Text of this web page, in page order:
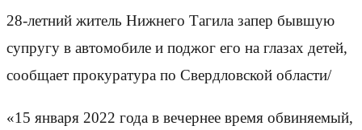
28-летний житель Нижнего Тагила запер бывшую
супругу в автомобиле и поджог его на глазах детей,
сообщает прокуратура по Свердловской области/
«15 января 2022 года в вечернее время обвиняемый,